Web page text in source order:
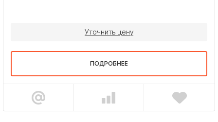
Уточнить цену
ПОДРОБНЕЕ